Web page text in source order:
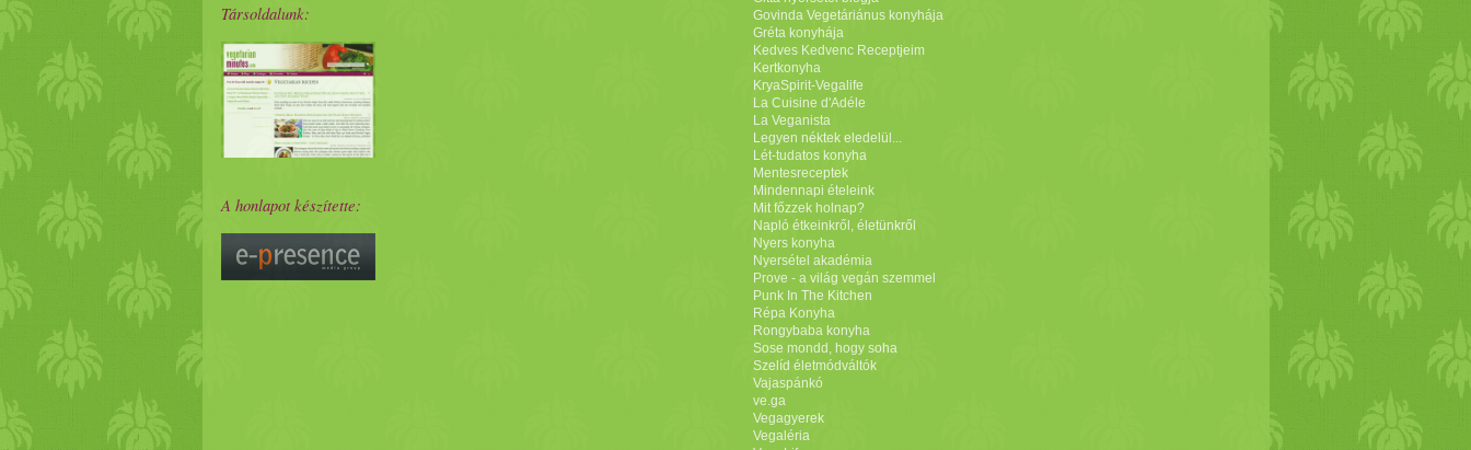
Társoldalunk:
A honlapot készítette:
Govinda Vegetáriánus konyhája
Gréta konyhája
Kedves Kedvenc Receptjeim
Kertkonyha
KryaSpirit-Vegalife
La Cuisine d'Adéle
La Veganista
Legyen néktek eledelül...
Lét-tudatos konyha
Mentesreceptek
Mindennapi ételeink
Mit főzzek holnap?
Napló étkeinkről, életünkről
Nyers konyha
Nyersétel akadémia
Prove - a világ vegán szemmel
Punk In The Kitchen
Répa Konyha
Rongybaba konyha
Sose mondd, hogy soha
Szelíd életmódváltók
Vajaspánkó
ve.ga
Vegagyerek
Vegaléria